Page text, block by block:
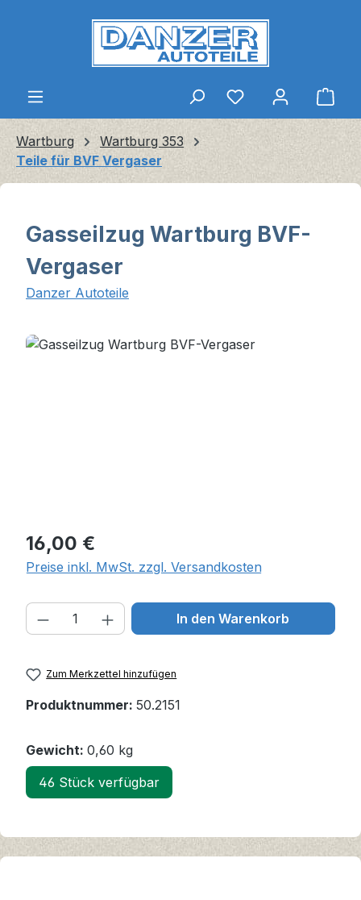
Zum Hauptinhalt springen
Wartburg
Wartburg 353
Teile für BVF Vergaser
Gasseilzug Wartburg BVF-
Vergaser
Danzer Autoteile
Bildergalerie überspringen
Regulärer Preis:
16,00 €
Preise inkl. MwSt. zzgl. Versandkosten
Produkt Anzahl: Gib den
In den Warenkorb
Zum Merkzettel hinzufügen
Produktnummer: 50.2151
Gewicht: 0,60 kg
46 Stück verfügbar